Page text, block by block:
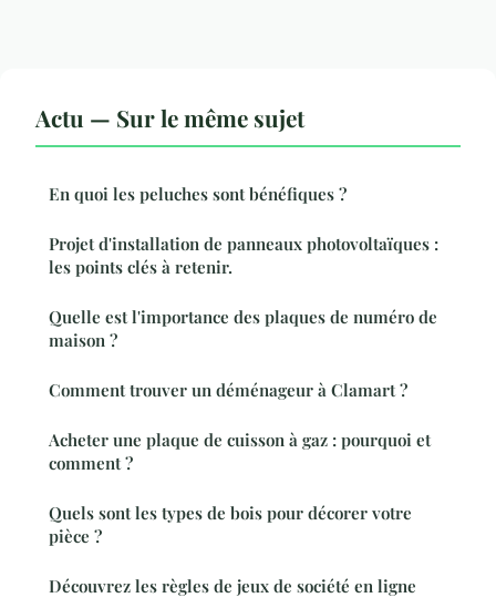
Actu — Sur le même sujet
En quoi les peluches sont bénéfiques ?
Projet d'installation de panneaux photovoltaïques :
les points clés à retenir.
Quelle est l'importance des plaques de numéro de
maison ?
Comment trouver un déménageur à Clamart ?
Acheter une plaque de cuisson à gaz : pourquoi et
comment ?
Quels sont les types de bois pour décorer votre
pièce ?
Découvrez les règles de jeux de société en ligne